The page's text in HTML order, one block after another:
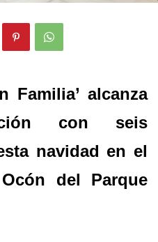
Familia’ alcanza
con seis
navidad en el
del Parque